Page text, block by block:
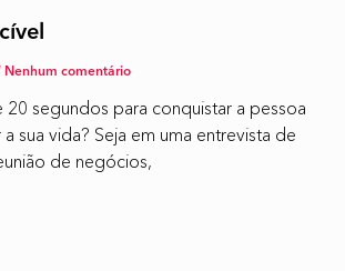
Nenhum comentário
20 segundos para conquistar a pessoa
sua vida? Seja em uma entrevista de
de negócios,